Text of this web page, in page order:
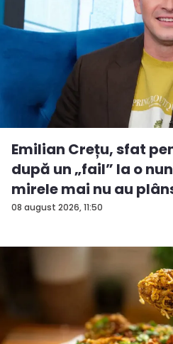
08 august 2026, 11:50
Emilian Crețu, sfat
după un „fail” la o
mirele mai nu au